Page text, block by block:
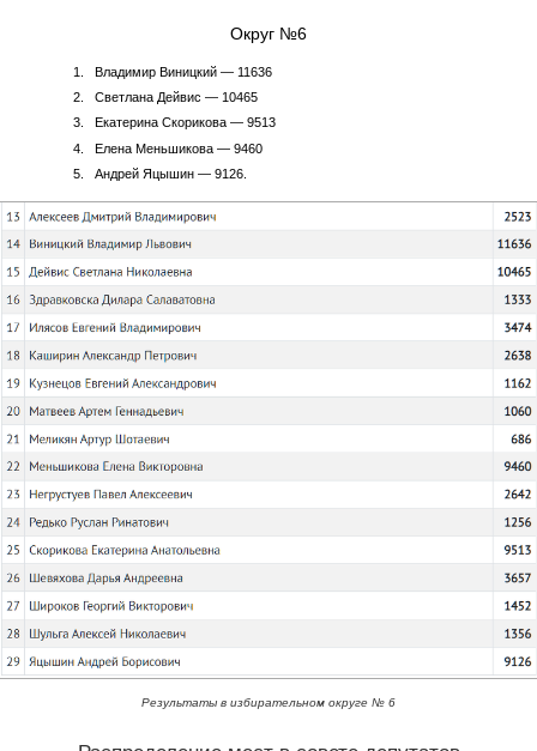
Округ №6
Владимир Виницкий — 11636
Светлана Дейвис — 10465
Екатерина Скорикова — 9513
Елена Меньшикова — 9460
Андрей Яцышин — 9126.
Результаты в избирательном округе № 6